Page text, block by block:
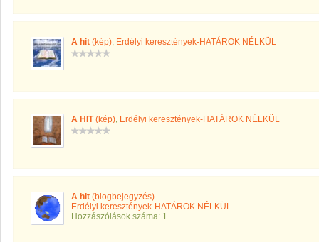
A hit (kép), Erdélyi keresztények-HATÁROK NÉLKÜL
A HIT(kép), Erdélyi keresztények-HATÁROK NÉLKÜL
A hit (blogbejegyzés)
Erdélyi keresztények-HATÁROK NÉLKÜL
Hozzászólások száma: 1